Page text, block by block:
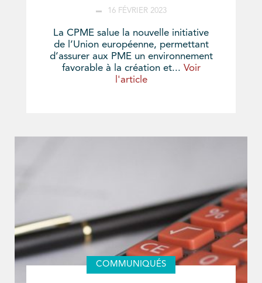
16 FÉVRIER 2023
La CPME salue la nouvelle initiative
de l’Union européenne, permettant
d’assurer aux PME un environnement
favorable à la création et... Voir
l'article
COMMUNIQUÉS